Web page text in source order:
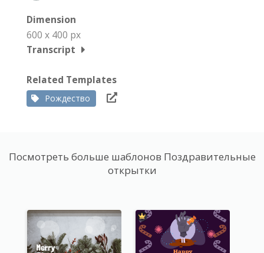
Dimension
600 x 400 px
Transcript
Related Templates
Рождество
Посмотреть больше шаблонов Поздравительные
открытки